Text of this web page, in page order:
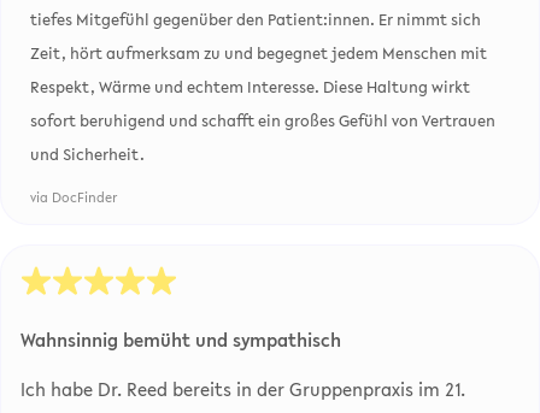
tiefes Mitgefühl gegenüber den Patient:innen. Er nimmt sich
Zeit, hört aufmerksam zu und begegnet jedem Menschen mit
Respekt, Wärme und echtem Interesse. Diese Haltung wirkt
sofort beruhigend und schafft ein großes Gefühl von Vertrauen
und Sicherheit.
via DocFinder
Wahnsinnig bemüht und sympathisch
Ich habe Dr. Reed bereits in der Gruppenpraxis im 21.